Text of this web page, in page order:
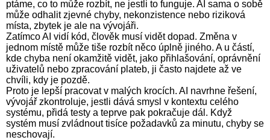
ptáme, co to může rozbít, ne jestli to funguje. AI sama o sobě
může odhalit zjevné chyby, nekonzistence nebo riziková
místa, zbytek je ale na vývojáři.
Zatímco AI vidí kód, člověk musí vidět dopad. Změna v
jednom místě může tiše rozbít něco úplně jiného. A u částí,
kde chyba není okamžitě vidět, jako přihlašování, oprávnění
uživatelů nebo zpracování plateb, ji často najdete až ve
chvíli, kdy je pozdě.
Proto je lepší pracovat v malých krocích. AI navrhne řešení,
vývojář zkontroluje, jestli dává smysl v kontextu celého
systému, přidá testy a teprve pak pokračuje dál. Když
systém musí zvládnout tisíce požadavků za minutu, chyby se
neschovají.